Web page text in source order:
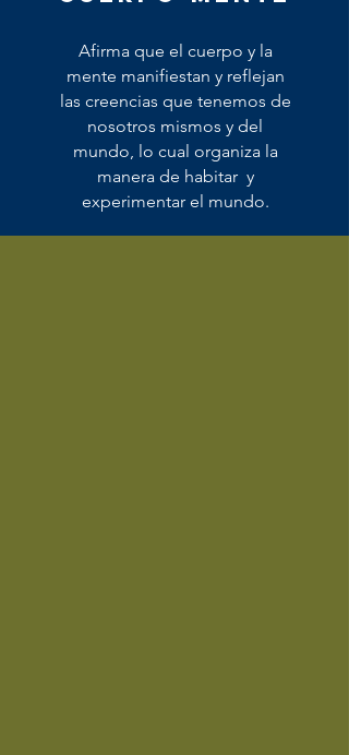
Afirma que el cuerpo y la
mente manifiestan y reflejan
las creencias que tenemos de
nosotros mismos y del
mundo, lo cual organiza la
manera de habitar y
experimentar el mundo.